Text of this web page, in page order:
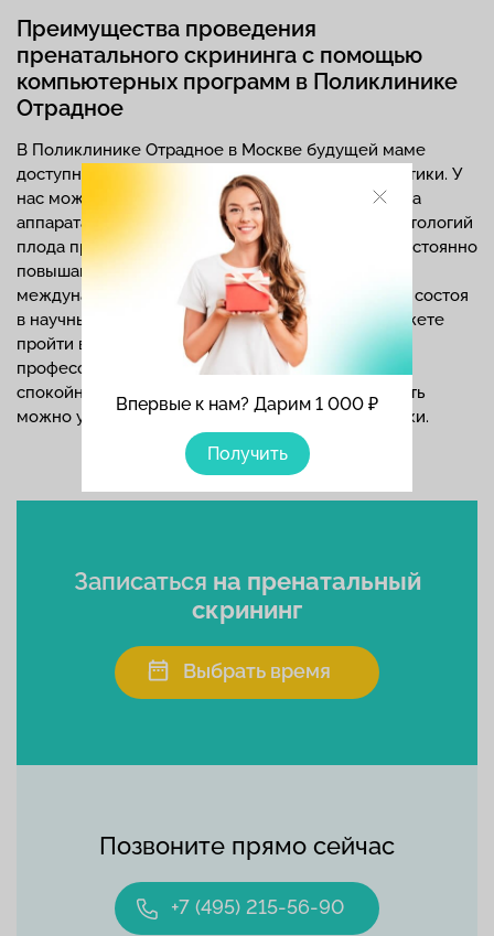
Впервые к нам? Дарим 1 000 ₽
Получить
Преимущества проведения
пренатального скрининга с помощью
компьютерных программ в Поликлинике
Отрадное
В Поликлинике Отрадное в Москве будущей маме
доступны все программы пренатальной диагностики. У
нас можно сдать
все анализыивыполнить УЗИ
на
аппаратах экспертного класса для выявления патологий
плода при беременности. Наши специалисты постоянно
повышают свою квалификацию, участвуя в
международных конференциях, мастер-классах, состоя
в научных обществах. По доступной цене вы можете
пройти все исследования и получить
профессиональную консультацию, чтобы быть
спокойной за здоровье своего малыша. Стоимость
можно уточнить насайтеи по телефонам клиники.
Позвоните прямо сейчас
+7 (495) 215-56-90
Записаться на пренатальный
скрининг
Выбрать время